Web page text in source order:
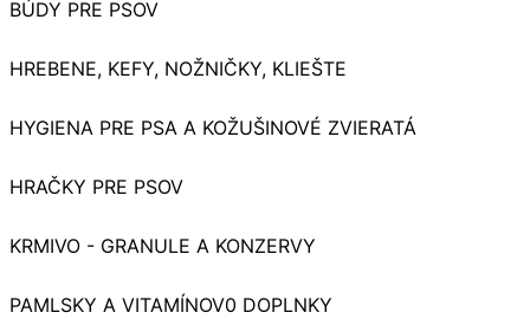
BÚDY PRE PSOV
HREBENE, KEFY, NOŽNIČKY, KLIEŠTE
HYGIENA PRE PSA A KOŽUŠINOVÉ ZVIERATÁ
HRAČKY PRE PSOV
KRMIVO - GRANULE A KONZERVY
PAMLSKY A VITAMÍNOV0 DOPLNKY